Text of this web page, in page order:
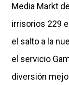
Media Markt
irrisorios 229
el salto a la
el servicio
diversión